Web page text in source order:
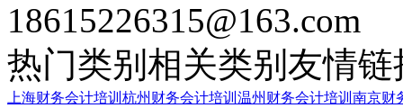
18615226315@163.com
热门类别 相关类别 友情链
上海财务会计培训 杭州财务会计培训 温州财务会计培训 南京财